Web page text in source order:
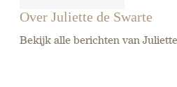
Over Juliette de Swarte
Bekijk alle berichten van